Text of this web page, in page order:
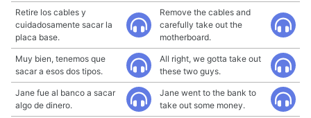
Retire los cables y
cuidadosamente sacar la
placa base.
Remove the cables and
carefully take out the
motherboard.
Muy bien, tenemos que
sacar a esos dos tipos.
All right, we gotta take out
these two guys.
Jane fue al banco a sacar
algo de dinero.
Jane went to the bank to
take out some money.